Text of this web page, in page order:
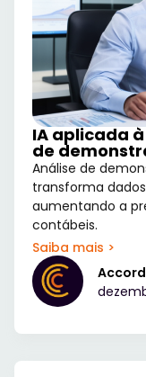
IA aplicada
de
Análise de
transforma
aumentando a
contábeis.
Saiba mais >